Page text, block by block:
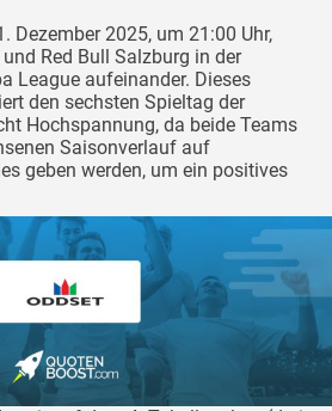
Dezember 2025, um 21:00 Uhr,
Red Bull Salzburg in der
League aufeinander. Dieses
den sechsten Spieltag der
Hochspannung, da beide Teams
Saisonverlauf auf
geben werden, um ein positives